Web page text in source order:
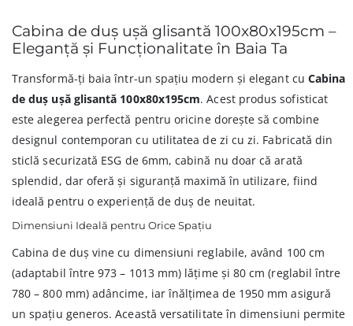
Cabina de duș ușă glisantă 100x80x195cm –
Eleganță și Funcționalitate în Baia Ta
Transformă-ți baia într-un spațiu modern și elegant cu Cabina
de duș ușă glisantă 100x80x195cm. Acest produs sofisticat
este alegerea perfectă pentru oricine dorește să combine
designul contemporan cu utilitatea de zi cu zi. Fabricată din
sticlă securizată ESG de 6mm, cabină nu doar că arată
splendid, dar oferă și siguranță maximă în utilizare, fiind
ideală pentru o experiență de duș de neuitat.
Dimensiuni Ideală pentru Orice Spațiu
Cabina de duș vine cu dimensiuni reglabile, având 100 cm
(adaptabil între 973 – 1013 mm) lățime și 80 cm (reglabil între
780 – 800 mm) adâncime, iar înălțimea de 1950 mm asigură
un spațiu generos. Această versatilitate în dimensiuni permite